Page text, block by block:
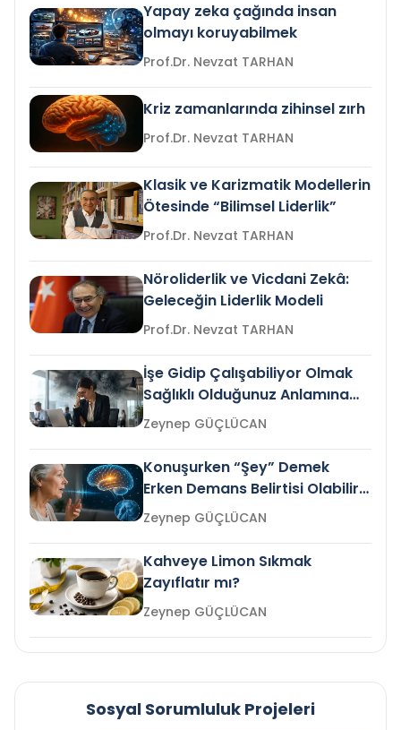
Yapay zeka çağında insan
olmayı koruyabilmek
Prof.Dr. Nevzat TARHAN
Kriz zamanlarında zihinsel zırh
Prof.Dr. Nevzat TARHAN
Klasik ve Karizmatik Modellerin
Ötesinde “Bilimsel Liderlik”
Prof.Dr. Nevzat TARHAN
Nöroliderlik ve Vicdani Zekâ:
Geleceğin Liderlik Modeli
Prof.Dr. Nevzat TARHAN
İşe Gidip Çalışabiliyor Olmak
Sağlıklı Olduğunuz Anlamına
Gelir mi?Zeynep GÜÇLÜCAN
Konuşurken “Şey” Demek
Erken Demans Belirtisi Olabilir
mi?
Zeynep GÜÇLÜCAN
Kahveye Limon Sıkmak
Zayıflatır mı?
Zeynep GÜÇLÜCAN
Sosyal Sorumluluk Projeleri